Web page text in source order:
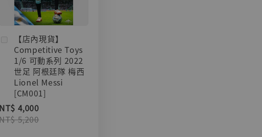
【店內現貨】
Competitive Toys
1/6 可動系列 2022
世足 阿根廷隊 梅西
Lionel Messi
[CM001]
NT$ 4,000
5,200